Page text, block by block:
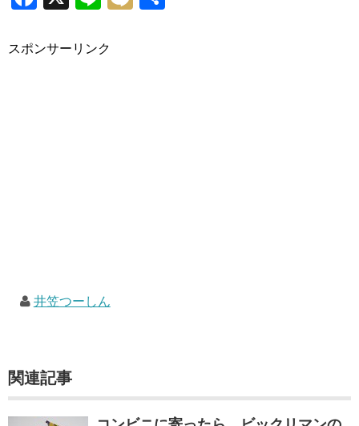
スポンサーリンク
井笠つーしん
関連記事